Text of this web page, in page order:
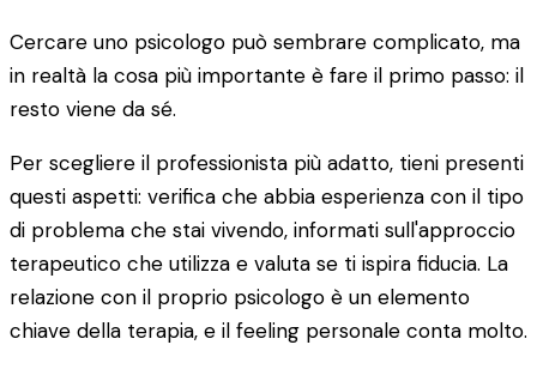
Cercare uno psicologo può sembrare complicato, ma
in realtà la cosa più importante è fare il primo passo: il
resto viene da sé.
Per scegliere il professionista più adatto, tieni presenti
questi aspetti: verifica che abbia esperienza con il tipo
di problema che stai vivendo, informati sull'approccio
terapeutico che utilizza e valuta se ti ispira fiducia. La
relazione con il proprio psicologo è un elemento
chiave della terapia, e il feeling personale conta molto.